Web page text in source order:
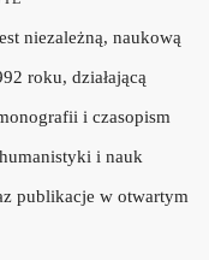
niezależną, naukową
roku, działającą
i czasopism
i nauk
publikacje w otwartym